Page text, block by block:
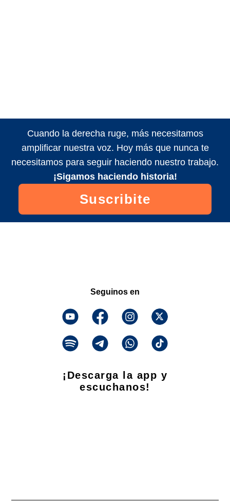
Cuando la derecha ruge, más necesitamos
amplificar nuestra voz. Hoy más que nunca te
necesitamos para seguir haciendo nuestro trabajo.
¡Sigamos haciendo historia!
Suscribite
Seguinos en
¡Descarga la app y
escuchanos!